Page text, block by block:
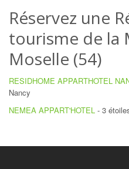
Réservez une
tourisme de la
Moselle (54)
RESIDHOME APPARTHOTEL
Nancy
NEMEA APPART'HOTEL - 3